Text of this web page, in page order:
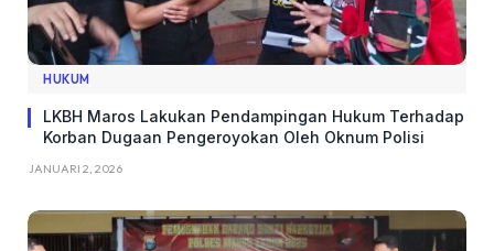
HUKUM
LKBH Maros Lakukan Pendampingan Hukum Terhadap
Korban Dugaan Pengeroyokan Oleh Oknum Polisi
JANUARI 2, 2026